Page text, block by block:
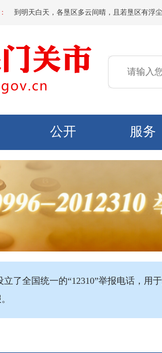
间到明天白天，各垦区多云间晴，且若垦区有浮
公开 服务
了全国统一的“12310”举报电话，